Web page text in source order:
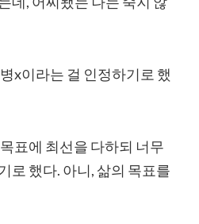
x이라는 걸 인정하기로 했
표에 최선을 다하되 너무
로 했다. 아니, 삶의 목표를